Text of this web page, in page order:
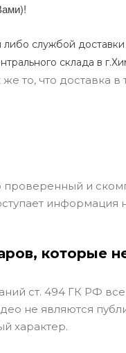
либо службой
склада в
то, что доставка
проверенный и
которые
ст. 494 ГК РФ
не являются
характер.